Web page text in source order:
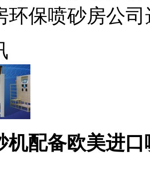
环保喷砂房公
机配备欧美进